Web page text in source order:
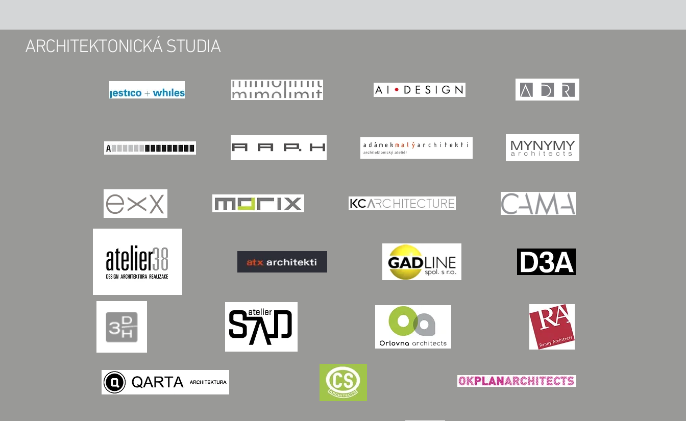
ARCHITEKTONICKÁ STUDIA